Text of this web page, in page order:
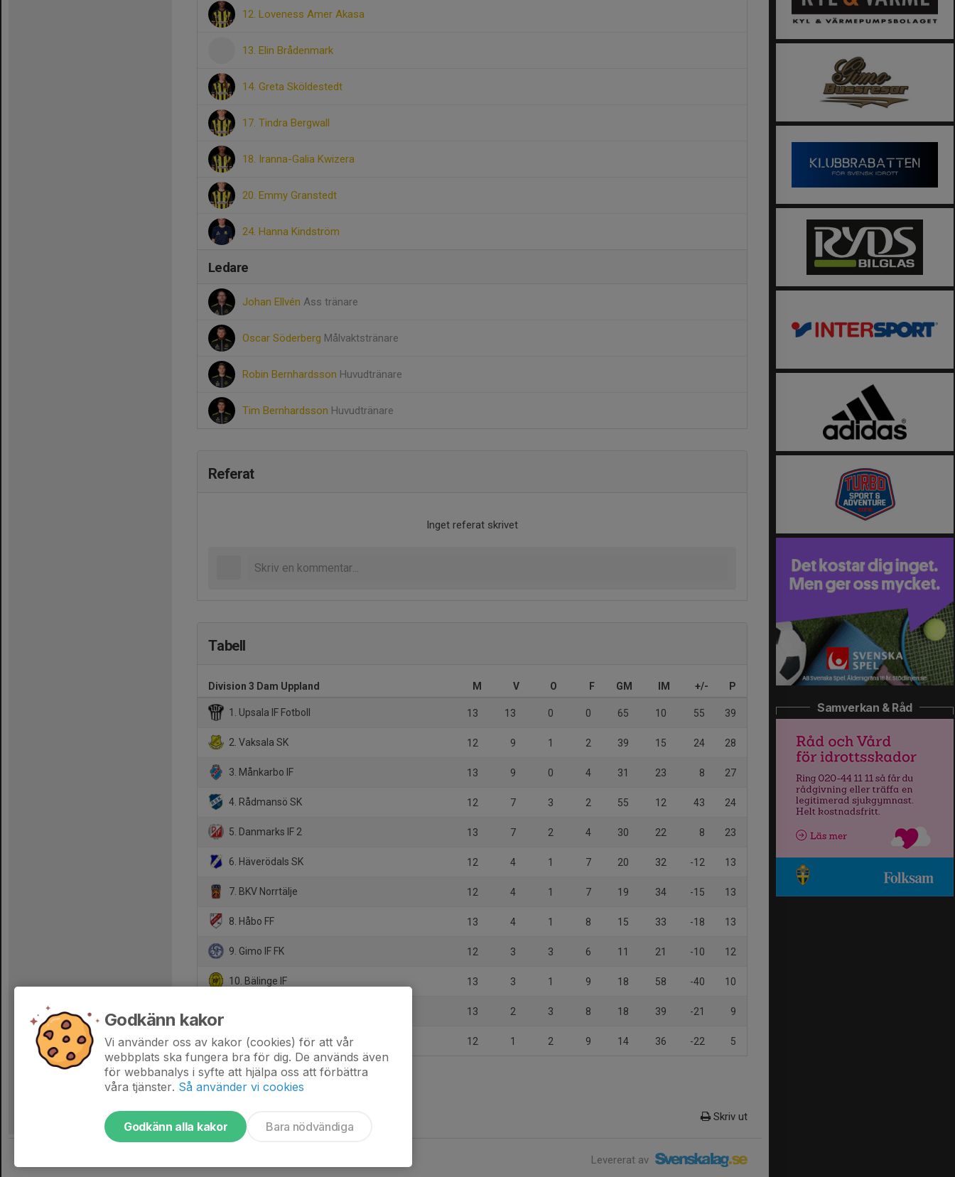
12. Loveness Amer Akasa
13. Elin Brådenmark
14. Greta Sköldestedt
17. Tindra Bergwall
18. Iranna-Galia Kwizera
20. Emmy Granstedt
24. Hanna Kindström
Ledare
Johan Ellvén Ass tränare
Oscar Söderberg Målvaktstränare
Robin Bernhardsson Huvudtränare
Tim Bernhardsson Huvudtränare
Referat
Inget referat skrivet
Tabell
Division 3 Dam Uppland M V O F GM IM +/- P
1. Upsala IF Fotboll 13 13 0 0 65 10 55 39
2. Vaksala SK 12 9 1 2 39 15 24 28
3. Månkarbo IF 13 9 0 4 31 23 8 27
4. Rådmansö SK 12 7 3 2 55 12 43 24
5. Danmarks IF 2 13 7 2 4 30 22 8 23
6. Häverödals SK 12 4 1 7 20 32 -12 13
7. BKV Norrtälje 12 4 1 7 19 34 -15 13
8. Håbo FF 13 4 1 8 15 33 -18 13
9. Gimo IF FK 12 3 3 6 11 21 -10 12
10. Bälinge IF 13 3 1 9 18 58 -40 10
13 2 3 8 18 39 -21 9
12. Sunnersta AIF 12 1 2 9 14 36 -22 5
Skriv ut
Levererat av
Samverkan & Råd
Godkänn kakor
Vi använder oss av kakor (cookies) för att vår
webbplats ska fungera bra för dig. De används även
för webbanalys i syfte att hjälpa oss att förbättra
våra tjänster. Så använder vi cookies
Godkänn alla kakor Bara nödvändiga